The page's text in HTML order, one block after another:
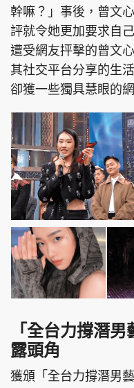
幹嘛？」事後，曾文
評就令她更加要求自
遭受網友抨擊的曾文
其社交平台分享的生
卻獲一些獨具慧眼的
「全台力撐潛
露頭角
獲頒「全台力撐潛男